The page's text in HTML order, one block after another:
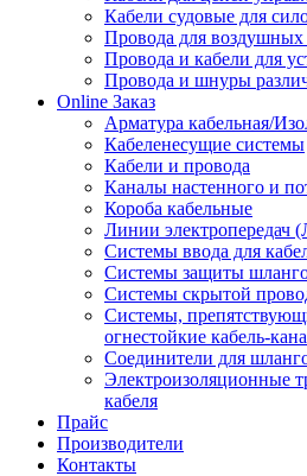
Кабели судовые для
Провода для воздушных
Провода и кабели для
Провода и шнуры
Online Заказ
Арматура кабельная/
Кабеленесущие системы
Кабели и провода
Каналы настенного и
Короба кабельные
Линии электропередач
Системы ввода для
Системы защиты
Системы скрытой
Системы,
огнестойкие кабель-
Соединители для
Электроизоляционные
кабеля
Прайс
Производители
Контакты